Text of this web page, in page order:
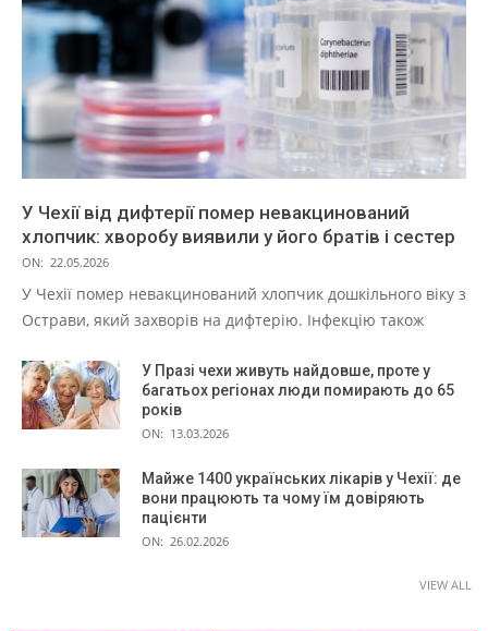
У Чехії від дифтерії помер невакцинований
хлопчик: хворобу виявили у його братів і сестер
ON: 22.05.2026
У Чехії помер невакцинований хлопчик дошкільного віку з
Острави, який захворів на дифтерію. Інфекцію також
У Празі чехи живуть найдовше, проте у
багатьох регіонах люди помирають до 65
років
ON: 13.03.2026
Майже 1400 українських лікарів у Чехії: де
вони працюють та чому їм довіряють
пацієнти
ON: 26.02.2026
VIEW ALL